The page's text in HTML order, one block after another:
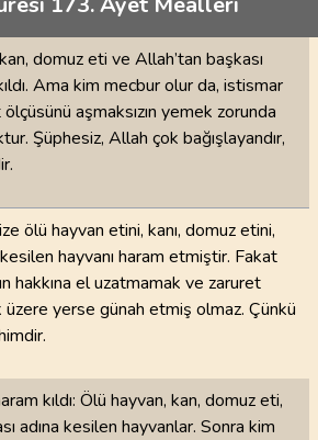
domuz eti ve Allah’tan başkası
Ama kim mecbur olur da, istismar
aşmaksızın yemek zorunda
Şüphesiz, Allah çok bağışlayandır,
ölü hayvan etini, kanı, domuz etini,
hayvanı haram etmiştir. Fakat
hakkına el uzatmamak ve zaruret
üzere yerse günah etmiş olmaz. Çünkü
kıldı: Ölü hayvan, kan, domuz eti,
adına kesilen hayvanlar. Sonra kim